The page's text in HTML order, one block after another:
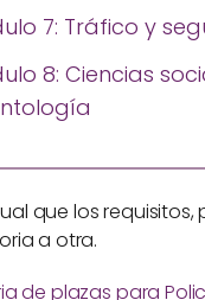
7: Tráfico y
8: Ciencias
que los
a otra.
de plazas para